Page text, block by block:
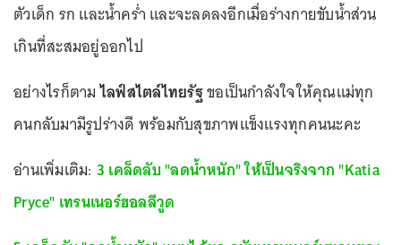
ตัวเด็ก รก และน้ำคร่ำ และจะลดลงอีกเมื่อร่างกายขับน้ำส่วน
เกินที่สะสมอยู่ออกไป
อย่างไรก็ตามไลฟ์สไตล์ไทยรัฐขอเป็นกำลังใจให้คุณแม่ทุก
คนกลับมามีรูปร่างดี พร้อมกับสุขภาพแข็งแรงทุกคนนะคะ
อ่านเพิ่มเติม: 3 เคล็ดลับ "ลดน้ำหนัก" ให้เป็นจริงจาก "Katia
Pryce" เทรนเนอร์ฮอลลีวูด